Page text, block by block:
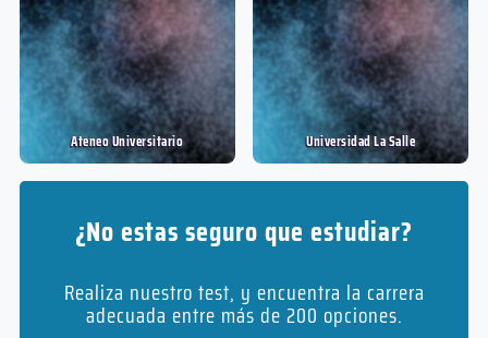
Ateneo Universitario Universidad La Salle
¿No estas seguro que estudiar?
Realiza nuestro test, y encuentra la carrera
adecuada entre más de 200 opciones.